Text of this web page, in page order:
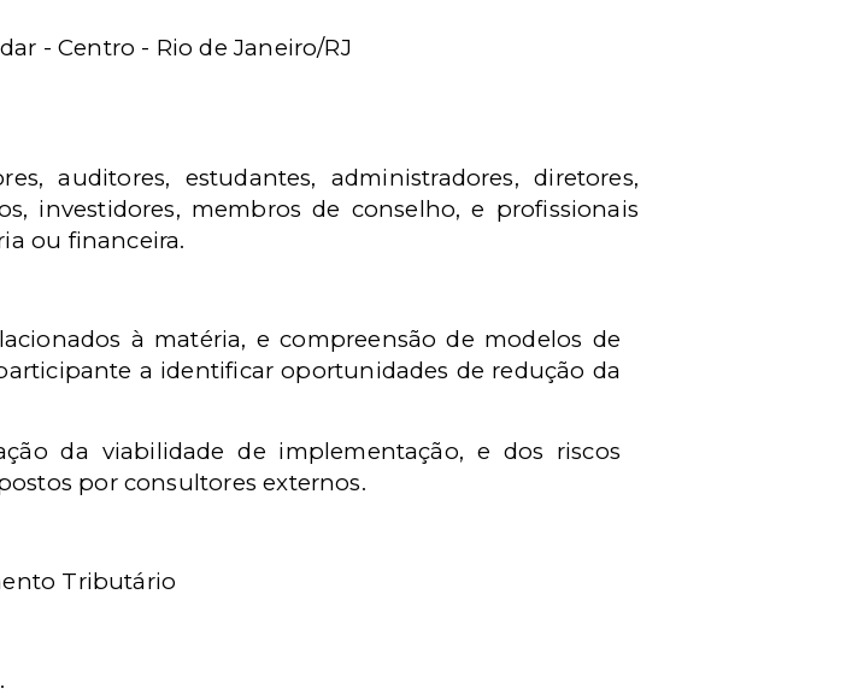
- Centro - Rio de Janeiro/RJ
auditores, estudantes, administradores, diretores,
investidores, membros de conselho, e profissionais
ou financeira.
à matéria, e compreensão de modelos de
a identificar oportunidades de redução da
da viabilidade de implementação, e dos riscos
por consultores externos.
Tributário